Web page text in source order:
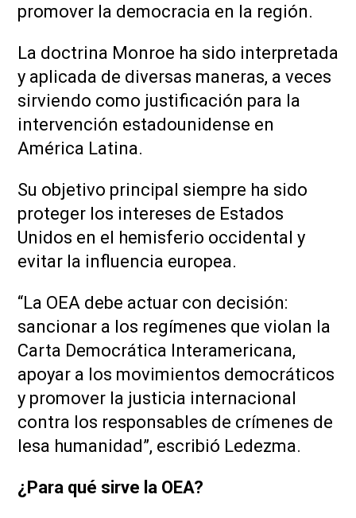
promover la democracia en la región.
La doctrina Monroe ha sido interpretada
y aplicada de diversas maneras, a veces
sirviendo como justificación para la
intervención estadounidense en
América Latina.
Su objetivo principal siempre ha sido
proteger los intereses de Estados
Unidos en el hemisferio occidental y
evitar la influencia europea.
“La OEA debe actuar con decisión:
sancionar a los regímenes que violan la
Carta Democrática Interamericana,
apoyar a los movimientos democráticos
y promover la justicia internacional
contra los responsables de crímenes de
lesa humanidad”, escribió Ledezma.
¿Para qué sirve la OEA?